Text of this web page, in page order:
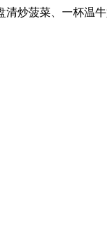
清炒菠菜、一杯温